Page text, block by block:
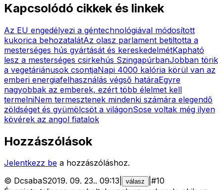
Kapcsolódó cikkek és linkek
Az EU engedélyezi a géntechnológiával módosított
kukorica behozatalátAz olasz parlament betiltotta a
mesterséges hús gyártását és kereskedelmétKapható
lesz a mesterséges csirkehús SzingapúrbanJobban törik
a vegetáriánusok csontjaNapi 4000 kalória körül van az
emberi energiafelhasználás végső határaEgyre
nagyobbak az emberek, ezért több élelmet kell
termelniNem termesztenek mindenki számára elegendő
zöldséget és gyümölcsöt a világonSose voltak még ilyen
kövérek az angol fiatalok
Hozzászólások
Jelentkezz be a hozzászóláshoz.
© DcsabaS2019. 09. 23.. 09:13 válasz #10